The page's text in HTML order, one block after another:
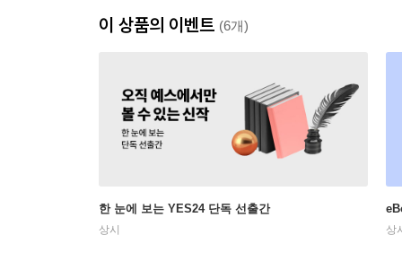
이 상품의 이벤트 (6개)
한 눈에 보는 YES24 단독 선출간
상시 상